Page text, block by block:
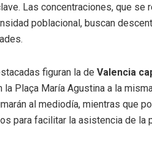
Las concentraciones, que
poblacional, buscan
figuran la de Valencia
la Plaça María Agustina a la
al mediodía, mientras que
para facilitar la asistencia de la